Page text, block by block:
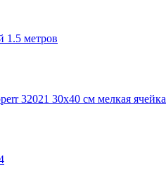
1.5 метров
32021 30х40 см мелкая ячейка